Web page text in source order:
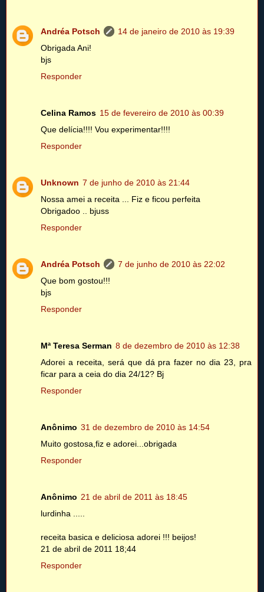
Andréa Potsch
14 de janeiro de 2010 às 19:39
Obrigada Ani!
bjs
Responder
Celina Ramos 15 de fevereiro de 2010 às 00:39
Que delícia!!!! Vou experimentar!!!!
Responder
Unknown 7 de junho de 2010 às 21:44
Nossa amei a receita ... Fiz e ficou perfeita
Obrigadoo .. bjuss
Responder
Andréa Potsch
7 de junho de 2010 às 22:02
Que bom gostou!!!
bjs
Responder
Mª Teresa Serman 8 de dezembro de 2010 às 12:38
Adorei a receita, será que dá pra fazer no dia 23, pra
ficar para a ceia do dia 24/12? Bj
Responder
Anônimo 31 de dezembro de 2010 às 14:54
Muito gostosa,fiz e adorei...obrigada
Responder
Anônimo 21 de abril de 2011 às 18:45
lurdinha .....
receita basica e deliciosa adorei !!! beijos!
21 de abril de 2011 18;44
Responder